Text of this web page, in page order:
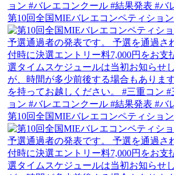
第10回全国MIEバレエコンペティション
第10回全国MIEバレエコンペティション